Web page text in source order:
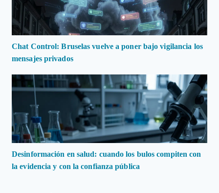
Chat Control: Bruselas vuelve a poner bajo vigilancia los
mensajes privados
Desinformación en salud: cuando los bulos compiten con
la evidencia y con la confianza pública